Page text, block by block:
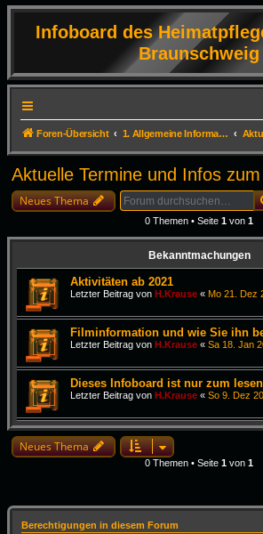
Infoboard des
Braunschweig
Foren-Übersicht 1. Allgemeine Informationen
Aktuelle Termine und Infos
Neues Thema
0 Themen • Seite 1 von 1
Bekanntmachungen
Aktivitäten ab 2021
Letzter Beitrag von H.Krause « Mo 21. Dez
Filminformation und wie Sie ihn
Letzter Beitrag von H.Krause « Sa 18. Jan
Dieses Infoboard ist nur zum
Letzter Beitrag von H.Krause « So 9. Dez
Neues Thema
0 Themen • Seite 1 von 1
Berechtigungen in diesem Forum